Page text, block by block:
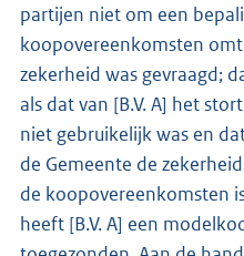
partijen niet om een
koopovereenkomsten
zekerheid was gevraagd;
als dat van [B.V. A] het
niet gebruikelijk was en
de Gemeente de
de koopovereenkomsten
heeft [B.V. A] een